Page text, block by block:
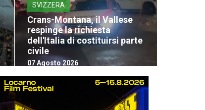
SVIZZERA
Crans-Montana, il Vallese
respinge la richiesta
dell'Italia di costituirsi parte
civile
07 Agosto 2026